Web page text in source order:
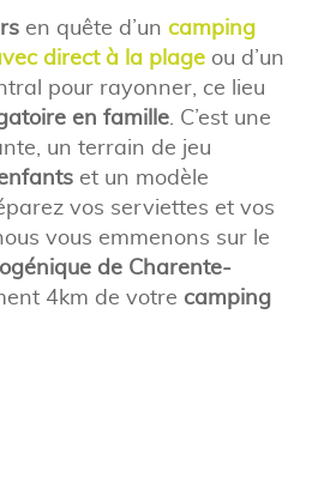
en quête d’un camping
direct à la plageou d’un
pour rayonner, ce lieu
en famille. C’est une
un terrain de jeu
et un modèle
vos serviettes et vos
vous emmenons sur le
de Charente-
4km de votre camping